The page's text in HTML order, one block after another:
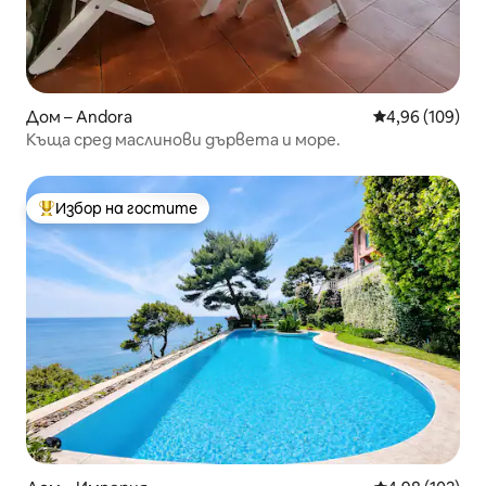
Дом – Andora Средна
4,96 (109)
Къща сред маслинови дървета и море.
Най-популярен избор на гостите
Избор на гостите